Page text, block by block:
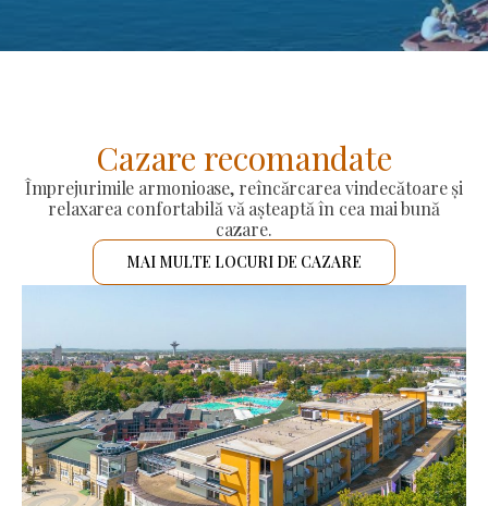
Cazare recomandate
Împrejurimile armonioase, reîncărcarea vindecătoare și
relaxarea confortabilă vă așteaptă în cea mai bună
cazare.
MAI MULTE LOCURI DE CAZARE